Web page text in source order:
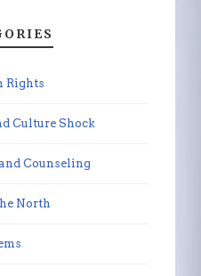
Rights
Culture Shock
Counseling
North